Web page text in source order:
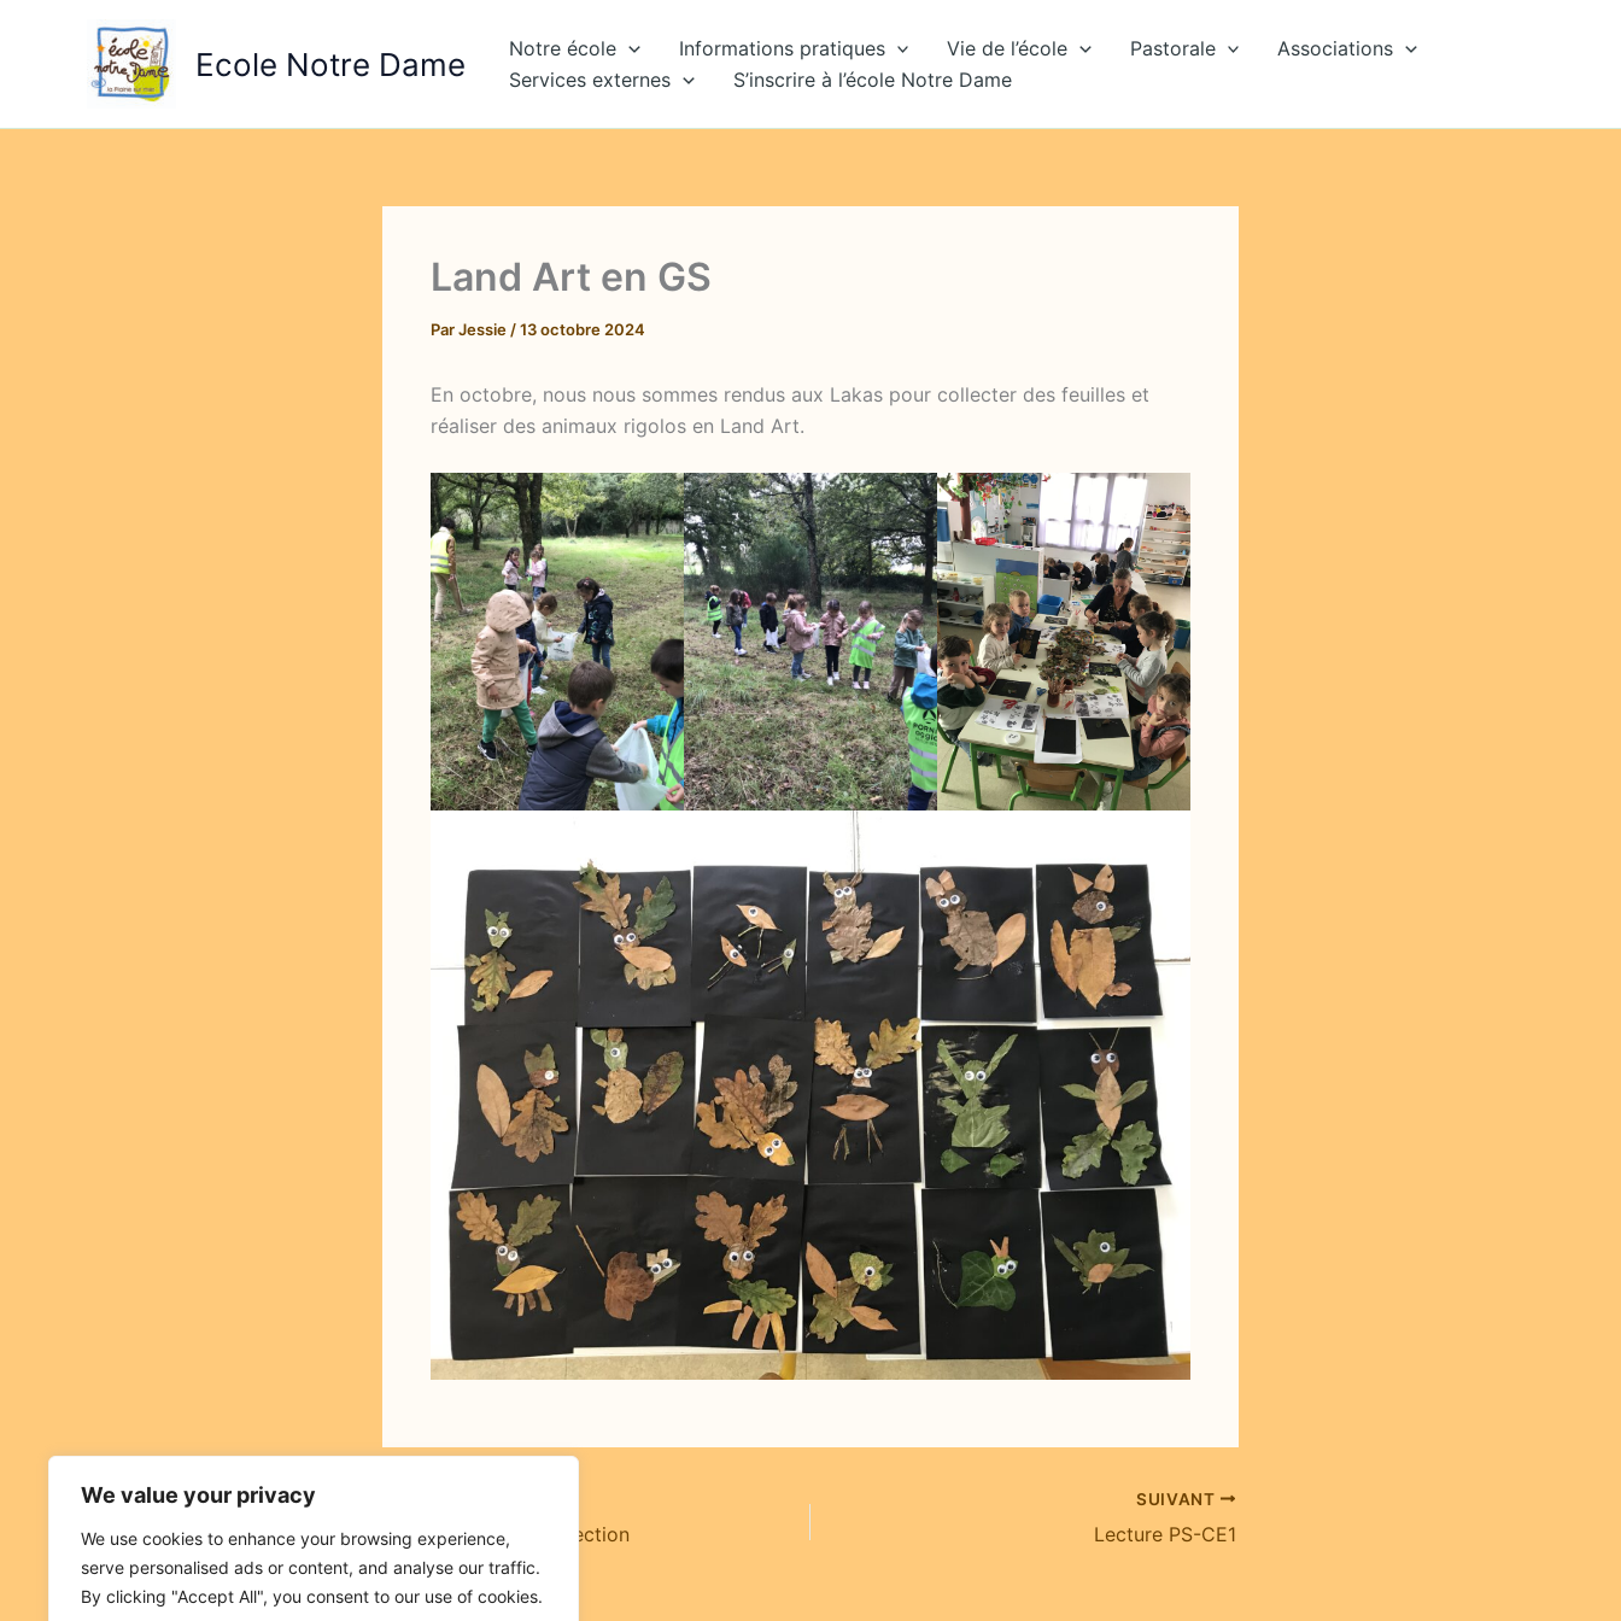
We value your privacy
We use cookies to enhance your browsing experience,
serve personalised ads or content, and analyse our traffic.
By clicking "Accept All", you consent to our use of cookies.
Ecole Notre Dame Notre école Informations pratiques Vie de l’école Pastorale
Associations
Services externes
S’inscrire à l’école Notre Dame
Land Art en GS
ParJessie /13 octobre 2024
En octobre, nous nous sommes rendus aux Lakas pour collecter des feuilles et
réaliser des animaux rigolos en Land Art.
Rentrée en Grande Section
SUIVANT
Lecture PS-CE1